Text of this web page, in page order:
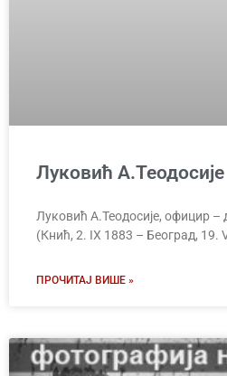
Луковић А.Теодосије
Луковић А.Теодосије, официр –
(Кнић, 2. IX 1883 – Београд, 19.
ПРОЧИТАЈ ВИШЕ »